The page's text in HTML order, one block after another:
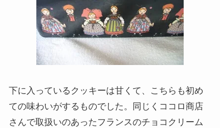
下に入っているクッキーは甘くて、こちらも初め
ての味わいがするものでした。同じくココロ商店
さんで取扱いのあったフランスのチョコクリーム